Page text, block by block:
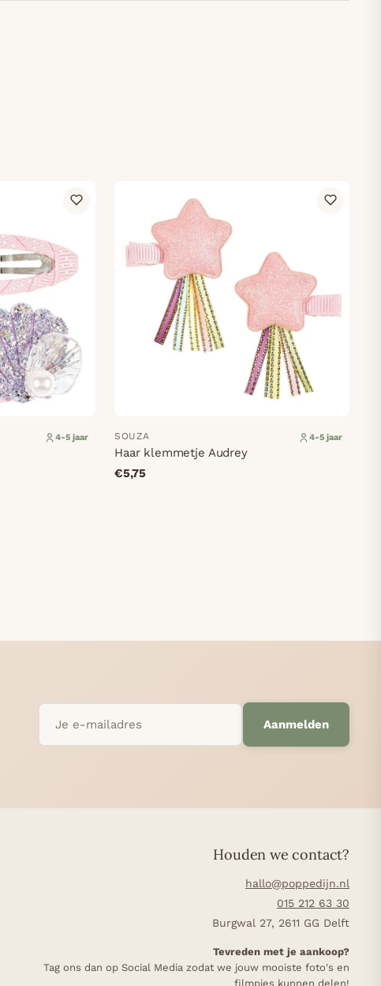
4-5 jaar SOUZA 4-5 jaar
Haar klemmetje Audrey
€5,75
Aanmelden
Houden we contact?
hallo@poppedijn.nl
015 212 63 30
Burgwal 27, 2611 GG Delft
Tevreden met je aankoop?
Tag ons dan op Social Media zodat we jouw mooiste foto's en
filmpjes kunnen delen!